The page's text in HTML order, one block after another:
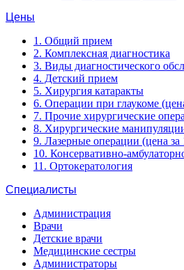
Цены
1. Общий прием
2. Комплексная диагностика
3. Виды диагностического
4. Детский прием
5. Хирургия катаракты
6. Операции при глаукоме
7. Прочие хирургические
8. Хирургические
9. Лазерные операции (цена за
10. Консервативно-
11. Ортокератология
Специалисты
Администрация
Врачи
Детские врачи
Медицинские сестры
Администраторы